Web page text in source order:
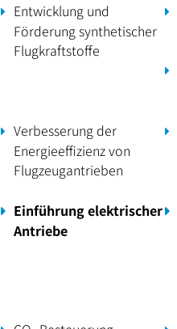
Entwicklung und
Förderung synthetischer
Flugkraftstoffe
Verbesserung der
Energieeffizienz von
Flugzeugantrieben
Einführung elektrischer
Antriebe